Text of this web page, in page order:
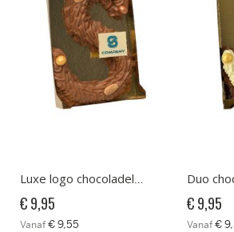
Luxe logo chocoladeletter
€ 9,95
Vanaf€ 9,55
€ 9,95
Vanaf€